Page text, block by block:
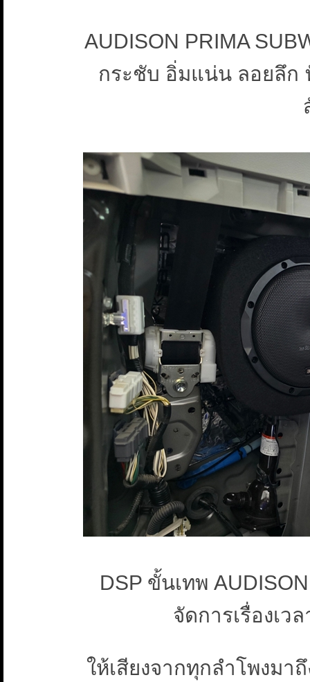
AUDISON PRIMA
กระชับ อิ่มแน่น ลอยลึก
DSP ขั้นเทพ
จัดการเรื่องเว
ให้เสียงจากทุกลำโพงม